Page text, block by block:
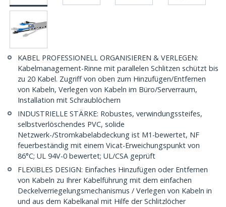
KABEL PROFESSIONELL ORGANISIEREN & VERLEGEN:
Kabelmanagement-Rinne mit parallelen Schlitzen schützt bis
zu 20 Kabel. Zugriff von oben zum Hinzufügen/Entfernen
von Kabeln, Verlegen von Kabeln im Büro/Serverraum,
Installation mit Schraublöchern
INDUSTRIELLE STÄRKE: Robustes, verwindungssteifes,
selbstverlöschendes PVC, solide
Netzwerk-/Stromkabelabdeckung ist M1-bewertet, NF
feuerbeständig mit einem Vicat-Erweichungspunkt von
86°C; UL 94V-0 bewertet; UL/CSA geprüft
FLEXIBLES DESIGN: Einfaches Hinzufügen oder Entfernen
von Kabeln zu Ihrer Kabelführung mit dem einfachen
Deckelverriegelungsmechanismus / Verlegen von Kabeln in
und aus dem Kabelkanal mit Hilfe der Schlitzlöcher